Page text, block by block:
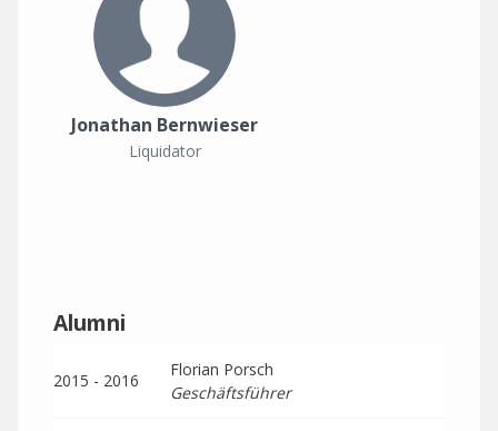
Jonathan Bernwieser
Liquidator
Alumni
2015 - 2016
Florian Porsch
Geschäftsführer